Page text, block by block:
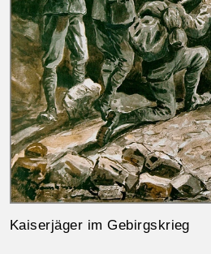
Kaiserjäger im Gebirgskrieg